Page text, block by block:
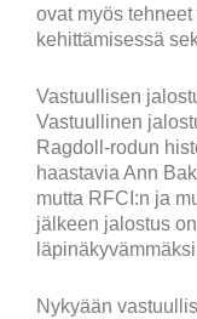
ovat myös
kehittämisessä
Vastuullisen
Vastuullinen
Ragdoll-rodun
haastavia Ann
mutta RFCI:n ja
jälkeen jalostus
Nykyään